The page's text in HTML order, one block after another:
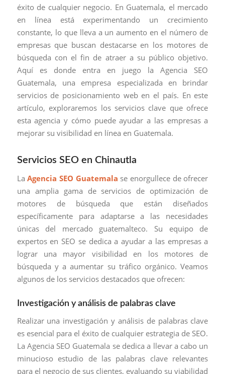
éxito de cualquier negocio. En Guatemala, el mercado
en línea está experimentando un crecimiento
constante, lo que lleva a un aumento en el número de
empresas que buscan destacarse en los motores de
búsqueda con el fin de atraer a su público objetivo.
Aquí es donde entra en juego la Agencia SEO
Guatemala, una empresa especializada en brindar
servicios de posicionamiento web en el país. En este
artículo, exploraremos los servicios clave que ofrece
esta agencia y cómo puede ayudar a las empresas a
mejorar su visibilidad en línea en Guatemala.
Servicios SEO en Chinautla
LaAgencia SEO Guatemala se enorgullece de ofrecer
una amplia gama de servicios de optimización de
motores de búsqueda que están diseñados
específicamente para adaptarse a las necesidades
únicas del mercado guatemalteco. Su equipo de
expertos en SEO se dedica a ayudar a las empresas a
lograr una mayor visibilidad en los motores de
búsqueda y a aumentar su tráfico orgánico. Veamos
algunos de los servicios destacados que ofrecen:
Investigación y análisis de palabras clave
Realizar una investigación y análisis de palabras clave
es esencial para el éxito de cualquier estrategia de SEO.
La Agencia SEO Guatemala se dedica a llevar a cabo un
minucioso estudio de las palabras clave relevantes
para el negocio de sus clientes, evaluando su viabilidad